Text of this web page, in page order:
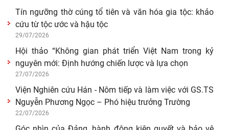
thống thực thi quyền hành pháp ở Việt Nam hiện
Tín ngưỡng thờ cúng tổ tiên và văn hóa gia tộc: khảo
cứu từ tộc ước và hậu tộc
Hội thảo “Không gian phát triển Việt Nam trong kỷ
nguyên mới: Định hướng chiến lược và lựa chọn
27/07/2026
Viện Nghiên cứu Hán - Nôm tiếp và làm việc với GS.TS
Nguyễn Phương Ngọc – Phó hiệu trưởng Trường